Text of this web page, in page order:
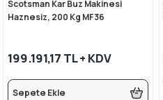
Scotsman Kar Buz Makinesi
Haznesiz, 200 Kg MF36
199.191,17 TL + KDV
Sepete Ekle